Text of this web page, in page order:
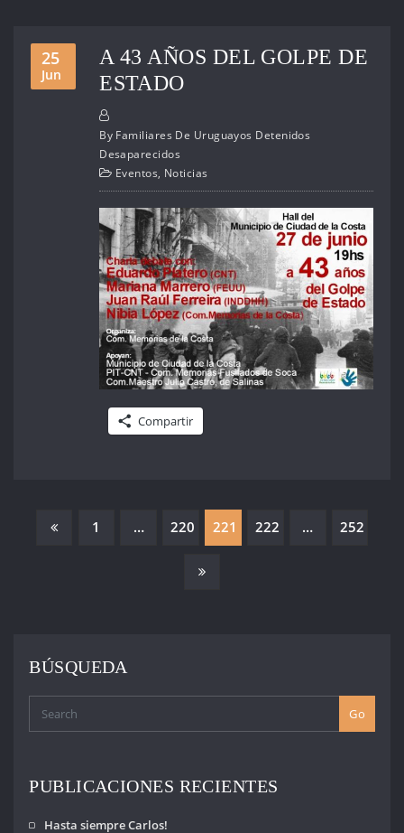
25
Jun
A 43 AÑOS DEL GOLPE DE
ESTADO
By Familiares De Uruguayos Detenidos
Desaparecidos
Eventos, Noticias
Compartir
PAGINACIÓN
1 … 220 221 222 … 252
BÚSQUEDA
Go
PUBLICACIONES RECIENTES
Hasta siempre Carlos!